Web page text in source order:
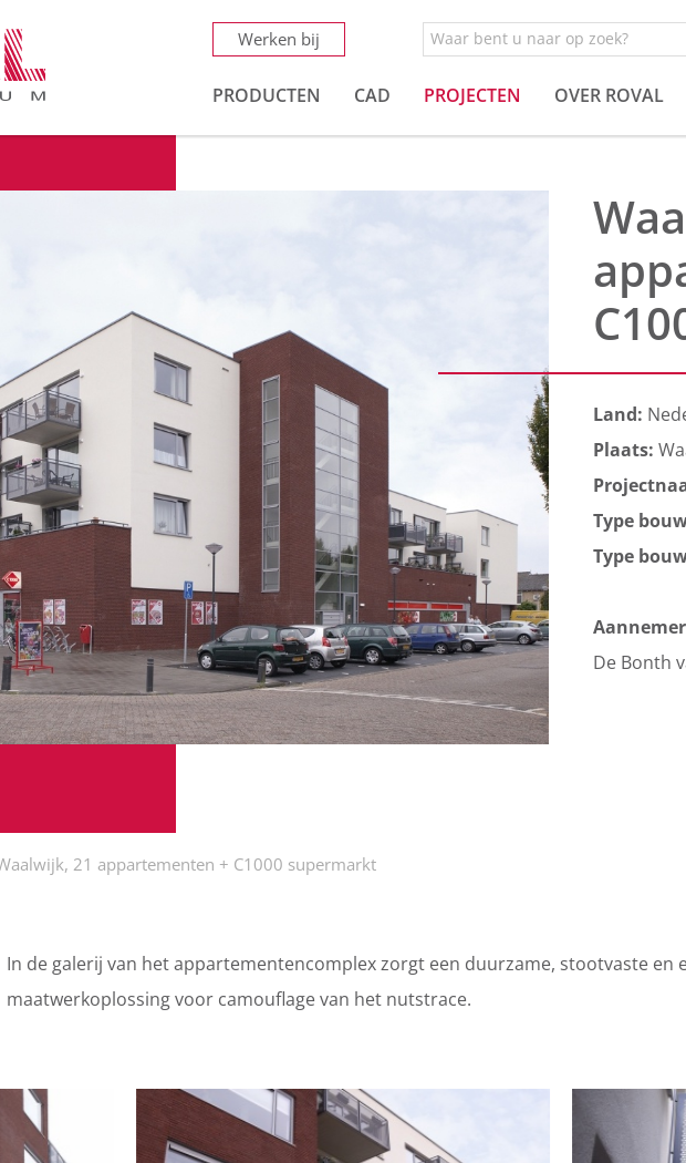
Werken bij
PRODUCTEN CAD PROJECTEN OVER ROVAL
Land:
Plaats:
Type
Type
De Bonth
21 appartementen + C1000 supermarkt
In de galerij van het appartementencomplex zorgt een duurzame, stootvaste en
maatwerkoplossing voor camouflage van het nutstrace.